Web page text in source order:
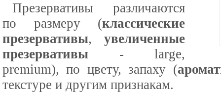
Презервативы различаются
по размеру (классические
презервативы, увеличенные
презервативы - large,
premium), по цвету, запаху (
текстуре и другим признакам.